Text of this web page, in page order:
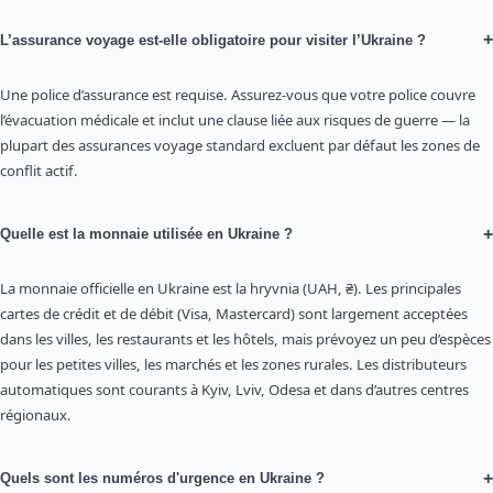
L’assurance voyage est-elle obligatoire pour visiter l’Ukraine ? +
Une police d’assurance est requise. Assurez-vous que votre police couvre
l’évacuation médicale et inclut une clause liée aux risques de guerre — la
plupart des assurances voyage standard excluent par défaut les zones de
conflit actif.
Quelle est la monnaie utilisée en Ukraine ? +
La monnaie officielle en Ukraine est la hryvnia (UAH, ₴). Les principales
cartes de crédit et de débit (Visa, Mastercard) sont largement acceptées
dans les villes, les restaurants et les hôtels, mais prévoyez un peu d’espèces
pour les petites villes, les marchés et les zones rurales. Les distributeurs
automatiques sont courants à Kyiv, Lviv, Odesa et dans d’autres centres
régionaux.
Quels sont les numéros d'urgence en Ukraine ? +